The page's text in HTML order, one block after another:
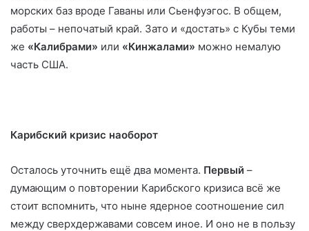
морских баз вроде Гаваны или Сьенфуэгос. В общем,
работы – непочатый край. Зато и «достать» с Кубы теми
же «Калибрами» или «Кинжалами» можно немалую
часть США.
Карибский кризис наоборот
Осталось уточнить ещё два момента. Первый –
думающим о повторении Карибского кризиса всё же
стоит вспомнить, что ныне ядерное соотношение сил
между сверхдержавами совсем иное. И оно не в пользу